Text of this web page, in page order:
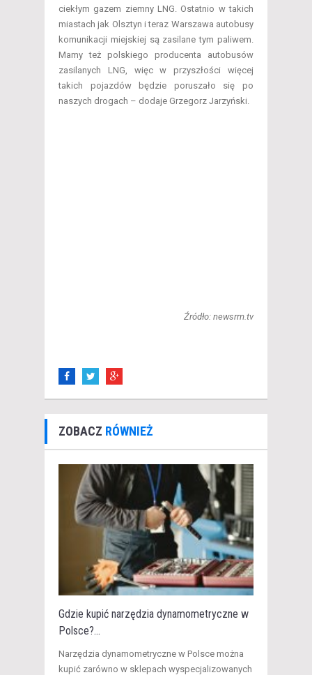
ciekłym gazem ziemny LNG. Ostatnio w takich
miastach jak Olsztyn i teraz Warszawa autobusy
komunikacji miejskiej są zasilane tym paliwem.
Mamy też polskiego producenta autobusów
zasilanych LNG, więc w przyszłości więcej
takich pojazdów będzie poruszało się po
naszych drogach – dodaje Grzegorz Jarzyński.
Źródło: newsrm.tv
ZOBACZ RÓWNIEŻ
Gdzie kupić narzędzia dynamometryczne w
Polsce?...
​Narzędzia dynamometryczne w Polsce można
kupić zarówno w sklepach wyspecjalizowanych